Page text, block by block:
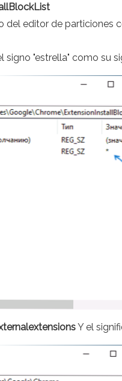
del editor de
signo "estrella" como su
Y el